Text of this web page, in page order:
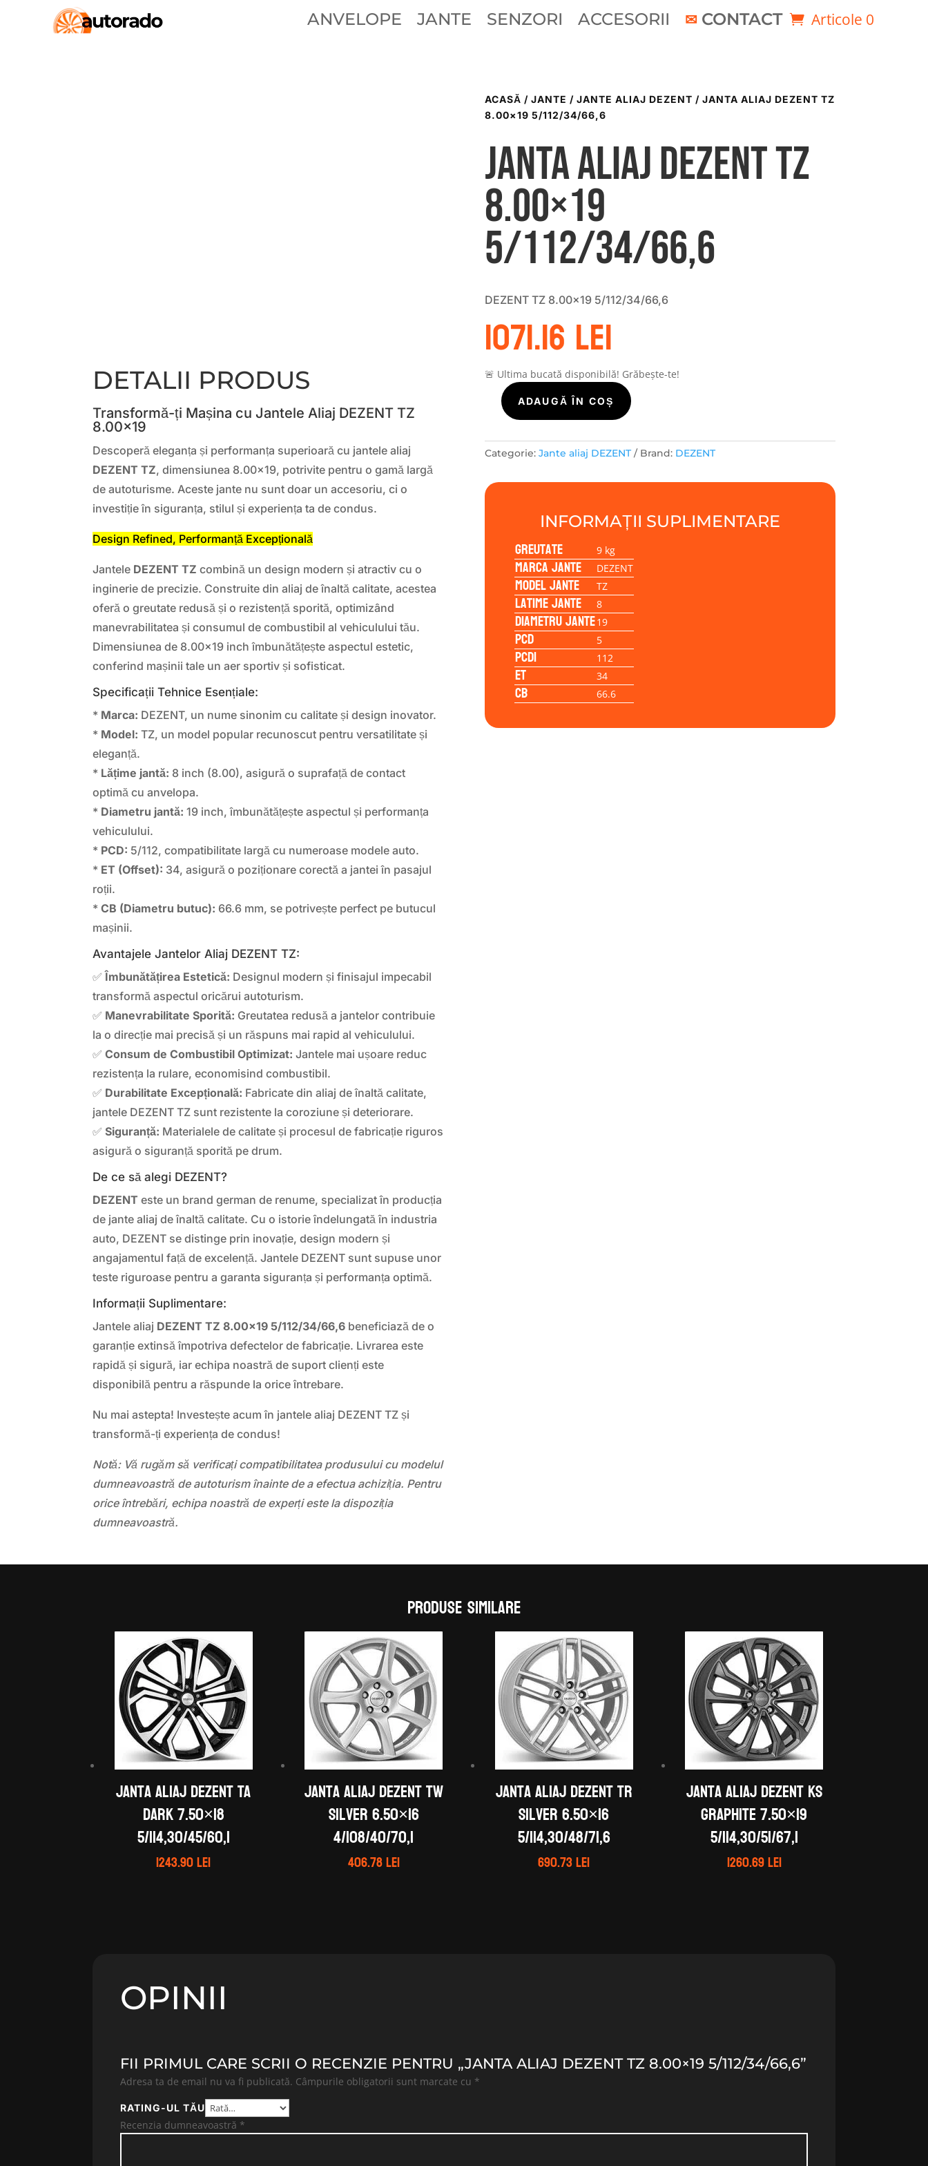
ANVELOPE JANTE SENZORI ACCESORII CONTACT Articole 0
DETALII PRODUS
Transformă-ți Mașina cu Jantele Aliaj DEZENT TZ
8.00×19
Descoperă eleganța și performanța superioară cu jantele aliaj
DEZENT TZ, dimensiunea 8.00×19, potrivite pentru o gamă largă
de autoturisme. Aceste jante nu sunt doar un accesoriu, ci o
investiție în siguranța, stilul și experiența ta de condus.
Design Refined, Performanță Excepțională
Jantele DEZENT TZ combină un design modern și atractiv cu o
inginerie de precizie. Construite din aliaj de înaltă calitate, acestea
oferă o greutate redusă și o rezistență sporită, optimizând
manevrabilitatea și consumul de combustibil al vehiculului tău.
Dimensiunea de 8.00×19 inch îmbunătățește aspectul estetic,
conferind mașinii tale un aer sportiv și sofisticat.
Specificații Tehnice Esențiale:
* Marca: DEZENT, un nume sinonim cu calitate și design inovator.
* Model: TZ, un model popular recunoscut pentru versatilitate și
eleganță.
* Lățime jantă: 8 inch (8.00), asigură o suprafață de contact
optimă cu anvelopa.
* Diametru jantă: 19 inch, îmbunătățește aspectul și performanța
vehiculului.
* PCD: 5/112, compatibilitate largă cu numeroase modele auto.
* ET (Offset): 34, asigură o poziționare corectă a jantei în pasajul
roții.
*CB (Diametru butuc): 66.6 mm, se potrivește perfect pe butucul
mașinii.
Avantajele Jantelor Aliaj DEZENT TZ:
✅Îmbunătățirea Estetică: Designul modern și finisajul impecabil
transformă aspectul oricărui autoturism.
✅ Manevrabilitate Sporită: Greutatea redusă a jantelor contribuie
la o direcție mai precisă și un răspuns mai rapid al vehiculului.
✅Consum de Combustibil Optimizat: Jantele mai ușoare reduc
rezistența la rulare, economisind combustibil.
✅ Durabilitate Excepțională: Fabricate din aliaj de înaltă calitate,
jantele DEZENT TZ sunt rezistente la coroziune și deteriorare.
✅Siguranță: Materialele de calitate și procesul de fabricație riguros
asigură o siguranță sporită pe drum.
De ce să alegi DEZENT?
DEZENT este un brand german de renume, specializat în producția
de jante aliaj de înaltă calitate. Cu o istorie îndelungată în industria
auto, DEZENT se distinge prin inovație, design modern și
angajamentul față de excelență. Jantele DEZENT sunt supuse unor
teste riguroase pentru a garanta siguranța și performanța optimă.
Informații Suplimentare:
Jantele aliaj DEZENT TZ 8.00×19 5/112/34/66,6 beneficiază de o
garanție extinsă împotriva defectelor de fabricație. Livrarea este
rapidă și sigură, iar echipa noastră de suport clienți este
disponibilă pentru a răspunde la orice întrebare.
Nu mai astepta! Investește acum în jantele aliaj DEZENT TZ și
transformă-ți experiența de condus!
Notă: Vă rugăm să verificați compatibilitatea produsului cu modelul
dumneavoastră de autoturism înainte de a efectua achiziția. Pentru
orice întrebări, echipa noastră de experți este la dispoziția
dumneavoastră.
ACASĂ / JANTE / JANTE ALIAJ DEZENT / JANTA ALIAJ DEZENT TZ
8.00×19 5/112/34/66,6
Janta aliaj DEZENT TZ
8.00×19
5/112/34/66,6
DEZENT TZ 8.00×19 5/112/34/66,6
1071.16lei
🚨 Ultima bucată disponibilă! Grăbește-te!
Cantitate
Janta
aliaj
DEZENT
8.00x19
5/112/34/66,6
ADAUGĂ ÎN COȘ
Categorie: Jante aliaj DEZENT Brand: DEZENT
INFORMAȚII SUPLIMENTARE
Greutate 9 kg
Marca jante DEZENT
Model jante TZ
Latime jante 8
Diametru jante19
PCD 5
PCD1 112
ET 34
CB 66.6
Produse similare
Janta aliaj DEZENT TA
dark 7.50×18
5/114,30/45/60,1
1243.90lei
Janta aliaj DEZENT TW
silver 6.50×16
4/108/40/70,1
406.78lei
Janta aliaj DEZENT TR
silver 6.50×16
5/114,30/48/71,6
690.73lei
Janta aliaj DEZENT KS
graphite 7.50×19
5/114,30/51/67,1
1260.69lei
OPINII
FII PRIMUL CARE SCRII O RECENZIE PENTRU „JANTA ALIAJ DEZENT TZ 8.00×19 5/112/34/66,6”
Adresa ta de email nu va fi publicată. Câmpurile obligatorii sunt marcate cu *
RATING-UL TĂU
Recenzia dumneavoastră *